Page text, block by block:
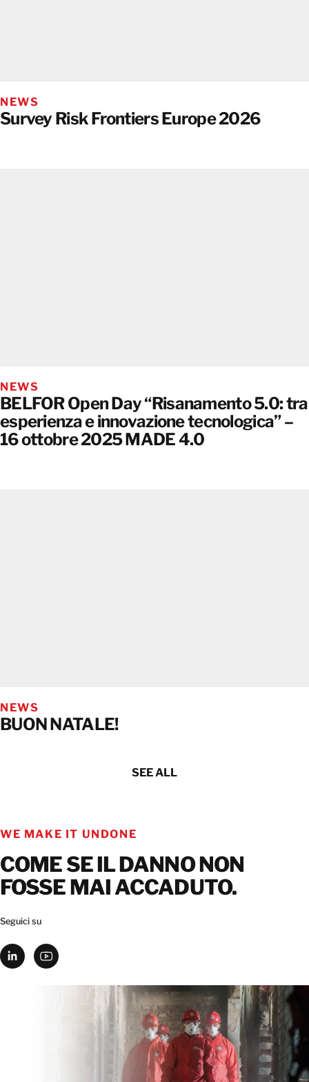
NEWS
Survey Risk Frontiers Europe 2026
NEWS
BELFOR Open Day “Risanamento 5.0: tra
esperienza e innovazione tecnologica” –
16 ottobre 2025 MADE 4.0
NEWS
BUON NATALE!
SEE ALL
WE MAKE IT UNDONE
COME SE IL DANNO NON
FOSSE MAI ACCADUTO.
Seguici su